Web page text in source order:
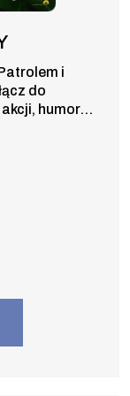
i
do
humoru
kinową